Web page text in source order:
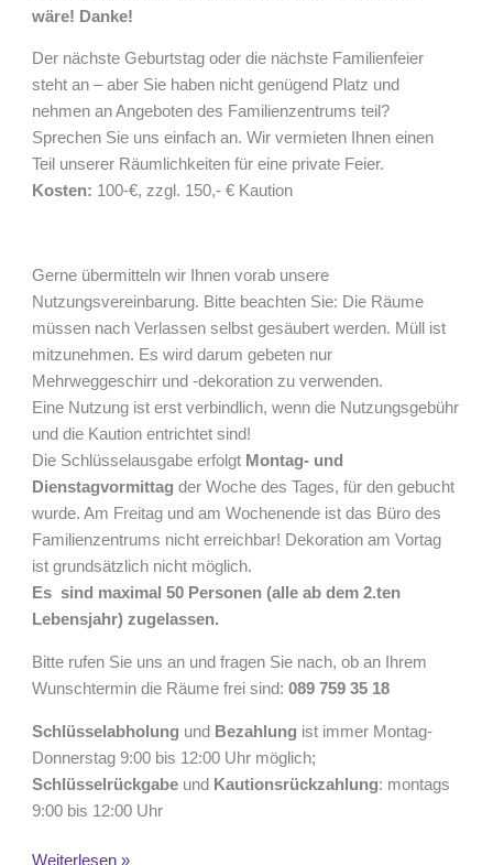
wäre! Danke!
Der nächste Geburtstag oder die nächste Familienfeier
steht an – aber Sie haben nicht genügend Platz und
nehmen an Angeboten des Familienzentrums teil?
Sprechen Sie uns einfach an. Wir vermieten Ihnen einen
Teil unserer Räumlichkeiten für eine private Feier.
Kosten: 100-€, zzgl. 150,- € Kaution
Gerne übermitteln wir Ihnen vorab unsere
Nutzungsvereinbarung. Bitte beachten Sie: Die Räume
müssen nach Verlassen selbst gesäubert werden. Müll ist
mitzunehmen. Es wird darum gebeten nur
Mehrweggeschirr und -dekoration zu verwenden.
Eine Nutzung ist erst verbindlich, wenn die Nutzungsgebühr
und die Kaution entrichtet sind!
Die Schlüsselausgabe erfolgt Montag- und
Dienstagvormittag der Woche des Tages, für den gebucht
wurde. Am Freitag und am Wochenende ist das Büro des
Familienzentrums nicht erreichbar! Dekoration am Vortag
ist grundsätzlich nicht möglich.
Es sind maximal 50 Personen (alle ab dem 2.ten
Lebensjahr) zugelassen.
Bitte rufen Sie uns an und fragen Sie nach, ob an Ihrem
Wunschtermin die Räume frei sind:089 759 35 18
Schlüsselabholung und Bezahlung ist immer Montag-
Donnerstag 9:00 bis 12:00 Uhr möglich;
Schlüsselrückgabe und Kautionsrückzahlung: montags
9:00 bis 12:00 Uhr
Weiterlesen »